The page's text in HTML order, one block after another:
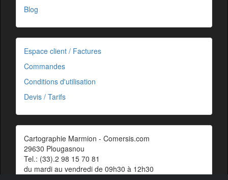
Blog
Espace client / Factures
Commandes
Conditions d'utilisation
Devis / Tarifs
Cartographie Marmion - Comersis.com
29630 Plougasnou
Tel.: (33).2 98 15 70 81
du mardi au vendredi de 09h30 à 12h30